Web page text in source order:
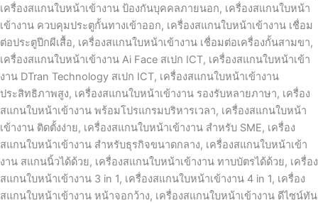
เครื่องสแกนใบหน้าเข้างาน ป้องกันบุคคลภายนอก, เครื่องสแกนใบหน้า
เข้างาน ควบคุมประตูกั้นทางเข้าออก, เครื่องสแกนใบหน้าเข้างาน เชื่อม
ต่อประตูปีกผีเสื้อ, เครื่องสแกนใบหน้าเข้างาน เชื่อมต่อเครื่องกั้นสามขา,
เครื่องสแกนใบหน้าเข้างาน Ai Face สเปก ICT, เครื่องสแกนใบหน้าเข้า
งาน DTran Technology สเปก ICT, เครื่องสแกนใบหน้าเข้างาน
ประสิทธิภาพสูง, เครื่องสแกนใบหน้าเข้างาน รองรับหลายภาษา, เครื่อง
สแกนใบหน้าเข้างาน พร้อมโปรแกรมบริหารเวลา, เครื่องสแกนใบหน้า
เข้างาน ติดตั้งง่าย, เครื่องสแกนใบหน้าเข้างาน สำหรับ SME, เครื่อง
สแกนใบหน้าเข้างาน สำหรับธุรกิจขนาดกลาง, เครื่องสแกนใบหน้าเข้า
งาน สแกนนิ้วได้ด้วย, เครื่องสแกนใบหน้าเข้างาน ทาบบัตรได้ด้วย, เครื่อง
สแกนใบหน้าเข้างาน 3 in 1, เครื่องสแกนใบหน้าเข้างาน 4 in 1, เครื่อง
สแกนใบหน้าเข้างาน หน้าจอกว้าง, เครื่องสแกนใบหน้าเข้างาน ดีไซน์ทัน